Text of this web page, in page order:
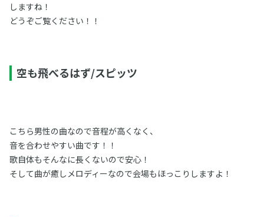
しますね！
どうぞご覧ください！！
空も飛べるはず/スピッツ
こちら男性の曲なので音程が高くなく、
音を合わせやすい曲です！！
歌自体もそんなに長くないので安心！
そして曲が癒しメロディーなので会場もほっこりしますよ！